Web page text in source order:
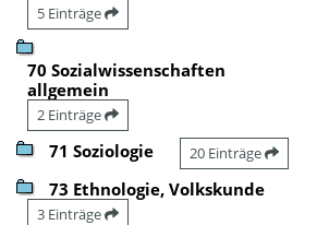
5 Einträge
70 Sozialwissenschaften
allgemein
2 Einträge
71 Soziologie 20 Einträge
73 Ethnologie, Volkskunde
3 Einträge